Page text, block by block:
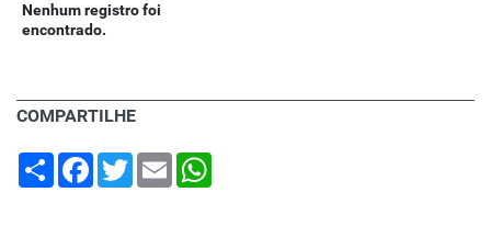
Nenhum registro foi
encontrado.
COMPARTILHE
Share Facebook
TwitterEmail